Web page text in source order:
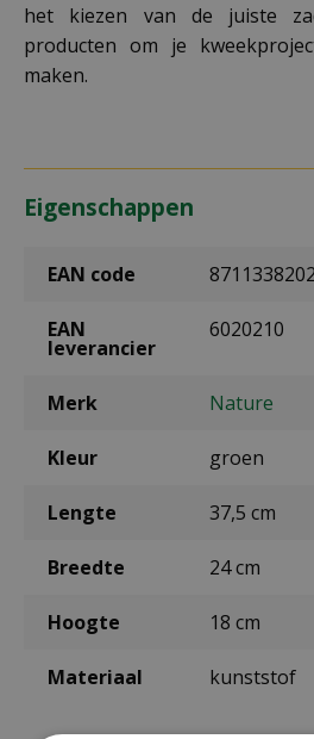
het kiezen van de juiste
producten om je
maken.
Eigenschappen
EAN code
EAN
leverancier
6020210
Merk Nature
Kleur groen
Lengte 37,5 cm
Breedte 24 cm
Hoogte 18 cm
Materiaal kunststof